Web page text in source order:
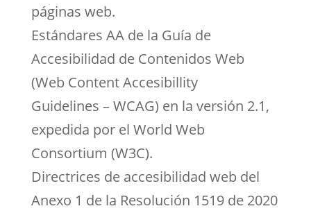
páginas web.
Estándares AA de la Guía de
Accesibilidad de Contenidos Web
(Web Content Accesibillity
Guidelines – WCAG) en la versión 2.1,
expedida por el World Web
Consortium (W3C).
Directrices de accesibilidad web del
Anexo 1 de la Resolución 1519 de 2020